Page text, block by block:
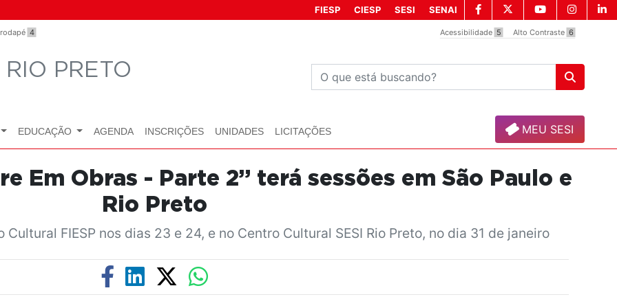
4 Acessibilidade 5 Alto Contraste 6
FIESP CIESP SESI SENAI
PRETO
EDUCAÇÃO AGENDA INSCRIÇÕES UNIDADES LICITAÇÕES MEU SESI
Em Obras - Parte 2” terá sessões em São Paulo e
Rio Preto
FIESP nos dias 23 e 24, e no Centro Cultural SESI Rio Preto, no dia 31 de janeiro